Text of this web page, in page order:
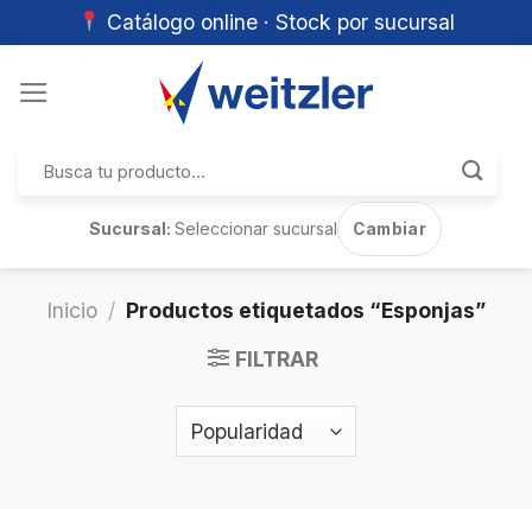
Catálogo online · Stock por sucursal
por:
Sucursal:Seleccionar sucursal Cambiar
Inicio / Productos etiquetados “Esponjas”
FILTRAR